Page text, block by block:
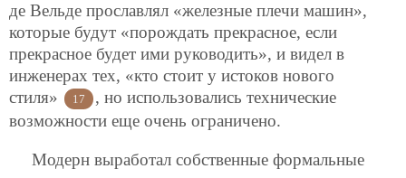
де Вельде прославлял «железные плечи машин»,
которые будут «порождать прекрасное, если
прекрасное будет ими руководить», и видел в
инженерах тех, «кто стоит у истоков нового
стиля»
17
, но использовались технические
возможности еще очень ограничено.
Модерн выработал собственные формальные